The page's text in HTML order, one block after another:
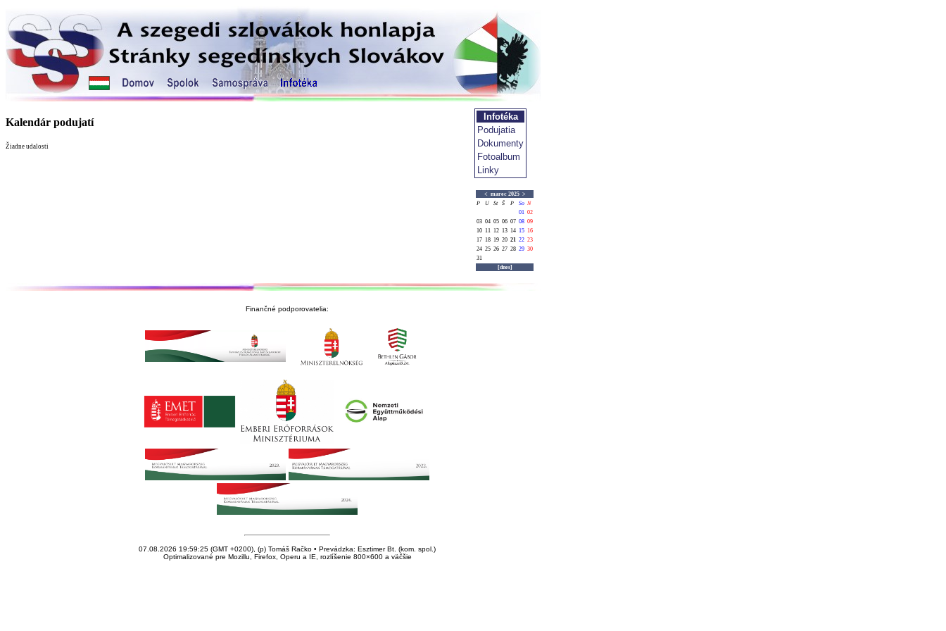
Kalendár podujatí
Žiadne udalosti
Infotéka
Podujatia
Dokumenty
Fotoalbum
Linky
< marec 2025 >
P
U St Š P So N
01 02
03 04 05 06 07 08 09
10 11 12 13 14 15 16
17 18 19 20 21 22 23
24 25 26 27 28 29 30
31
[dnes]
Finančné podporovatelia:
07.08.2026 19:59:25 (GMT +0200), (p) Tomáš Račko • Prevádzka: Esztimer Bt. (kom. spol.)
Optimalizované pre Mozillu, Firefox, Operu a IE, rozlíšenie 800×600 a väčšie